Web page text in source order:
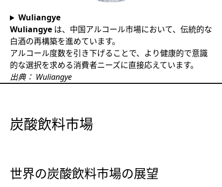
Wuliangye
Wuliangye は、 中国アルコール市場において、伝統的な
白酒の再構築を進めています。
アルコール度数を引き下げることで、より健康的で意識
的な選択を求める消費者ニーズに直接応えています。
出典： Wuliangye
炭酸飲料市場
世界の炭酸飲料市場の展望